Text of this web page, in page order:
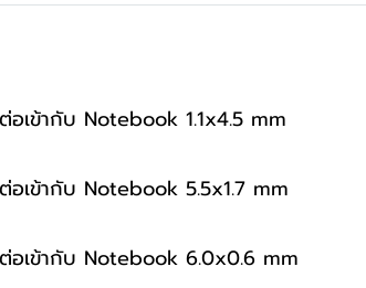
เข้ากับ Notebook 1.1x4.5 mm
เข้ากับ Notebook 5.5x1.7 mm
อเข้ากับ Notebook 6.0x0.6 mm